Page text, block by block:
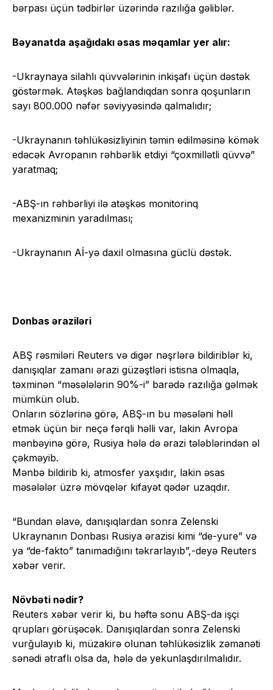
bərpası üçün tədbirlər üzərində razılığa gəliblər.
Bəyanatda aşağıdakı əsas məqamlar yer alır:
-Ukraynaya silahlı qüvvələrinin inkişafı üçün dəstək
göstərmək. Atəşkəs bağlandıqdan sonra qoşunların
sayı 800.000 nəfər səviyyəsində qalmalıdır;
-Ukraynanın təhlükəsizliyinin təmin edilməsinə kömək
edəcək Avropanın rəhbərlik etdiyi “çoxmillətli qüvvə”
yaratmaq;
-ABŞ-ın rəhbərliyi ilə atəşkəs monitorinq
mexanizminin yaradılması;
-Ukraynanın Aİ-yə daxil olmasına güclü dəstək.
Donbas əraziləri
ABŞ rəsmiləri Reuters və digər nəşrlərə bildiriblər ki,
danışıqlar zamanı ərazi güzəştləri istisna olmaqla,
təxminən “məsələlərin 90%-i” barədə razılığa gəlmək
mümkün olub.
Onların sözlərinə görə, ABŞ-ın bu məsələni həll
etmək üçün bir neçə fərqli həlli var, lakin Avropa
mənbəyinə görə, Rusiya hələ də ərazi tələblərindən əl
çəkməyib.
Mənbə bildirib ki, atmosfer yaxşıdır, lakin əsas
məsələlər üzrə mövqelər kifayət qədər uzaqdır.
“Bundan əlavə, danışıqlardan sonra Zelenski
Ukraynanın Donbası Rusiya ərazisi kimi “de-yure” və
ya “de-fakto” tanımadığını təkrarlayıb”,-deyə Reuters
xəbər verir.
Növbəti nədir?
Reuters xəbər verir ki, bu həftə sonu ABŞ-da işçi
qrupları görüşəcək. Danışıqlardan sonra Zelenski
vurğulayıb ki, müzakirə olunan təhlükəsizlik zəmanəti
sənədi ətraflı olsa da, hələ də yekunlaşdırılmalıdır.